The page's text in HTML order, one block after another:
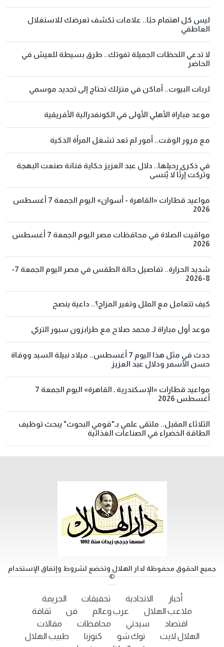
ليس كل اهتمام حبًا.. علامات تكشف تعرضك للاستغلال
العاطفي
لا تدعي اللحظات الجميلة تفوتك.. طرق بسيطة للعيش في
الحاضر
لربات البيوت.. أماكن في منزلك تحتاج إلى تجديد موسمي
موعد مباراة الأهلي الأولى في الكونفدرالية الأفريقية
مع مرور الوقت.. أمور لم تعد تشغل المرأة الذكية
في ذكرى رحيلها.. دلال عبد العزيز حكاية فنانة صنعت البهجة
وتركت إرثًا لا يُنسى
مواعيد قطارات «القاهرة - أسوان» اليوم الجمعة 7 أغسطس
2026
مواقيت الصلاة في محافظات مصر اليوم الجمعة 7 أغسطس
2026
شديد الحرارة.. تفاصيل حالة الطقس في مصر اليوم الجمعة 7-
8-2026
كيف تتعامل مع الملل وتغير المزاج؟.. داعية ينصح
موعد أول مباراة لـ محمد صلاح مع طرابزون سبور التركي
حدث في مثل هذا اليوم 7 أغسطس.. ميلاد نبيلة السيد ووفاة
حسن الأسمر ودلال عبد العزيز
مواعيد قطارات «الإسكندرية ـ القاهرة» اليوم الجمعة 7
أغسطس 2026
الثلاثاء المقبل.. ملتقى علمي بـ"قومي البحوث" يبحث توظيف
الطاقة الخضراء في الصناعات الغذائية
جميع الحقوق محفوظة لدار الهلال وتخضع لشروط وإتفاق الإستخدام
©
أخبار الاتحادية تحقيقات
الجريمة
ملاعب الهلال
عرب وعالم فن
ثقافة
اقتصاد
سيدتي محافظات
مقالات
الهلال لايت
توك شو كنوزنا
طبيب الهلال